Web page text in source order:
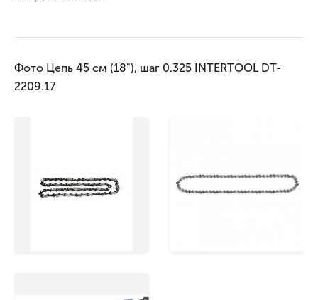
Фото Цепь 45 см (18"), шаг 0.325 INTERTOOL DT-
2209.17